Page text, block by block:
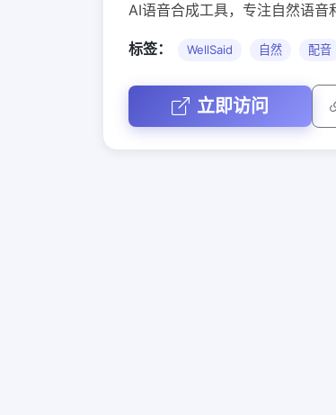
AI语音合成工具，专注自然语音
标签： WellSaid 自然 配音
立即访问